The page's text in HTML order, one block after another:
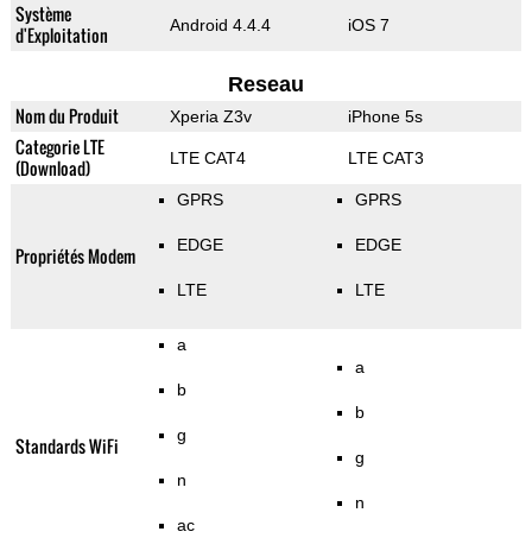
Système
d'Exploitation
Android 4.4.4 iOS 7
Reseau
Nom du Produit Xperia Z3v iPhone 5s
Categorie LTE
(Download)
LTE CAT4 LTE CAT3
Propriétés Modem
GPRS
EDGE
LTE
GPRS
EDGE
LTE
Standards WiFi
a
b
g
n
ac
a
b
g
n